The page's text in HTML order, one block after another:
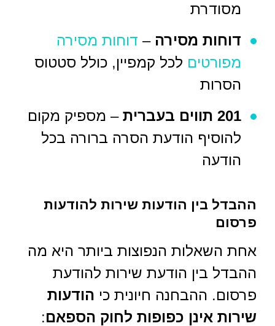
מסודרת
דוחות מסירה – דוחות מסירה
מפורטים לכל קמפיין, כולל סטטוס
הסרות
201 תווים בעברית
– מספיק מקום
להוסיף הודעת הסרה ברורה בכל
הודעה
ההבדל בין הודעות שירות להודעות
פרסום
אחת השאלות הנפוצות ביותר היא מה
ההבדל בין הודעת שירות להודעת
פרסום. ההבחנה חיונית כי הודעות
שירות אינן כפופות לחוק הספאם: